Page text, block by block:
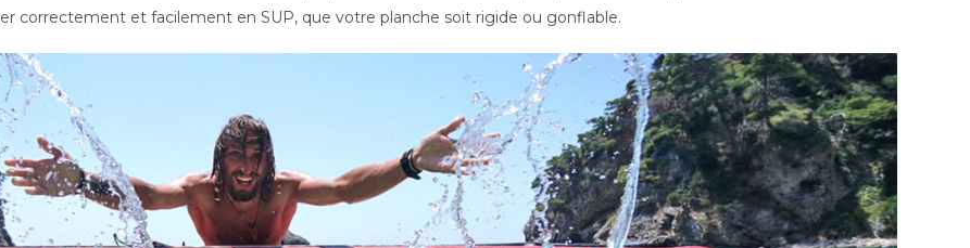
correctement et facilement en SUP, que votre planche soit rigide ou gonflable.